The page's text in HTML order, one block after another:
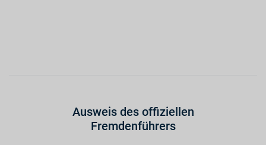
Ausweis des offiziellen
Fremdenführers